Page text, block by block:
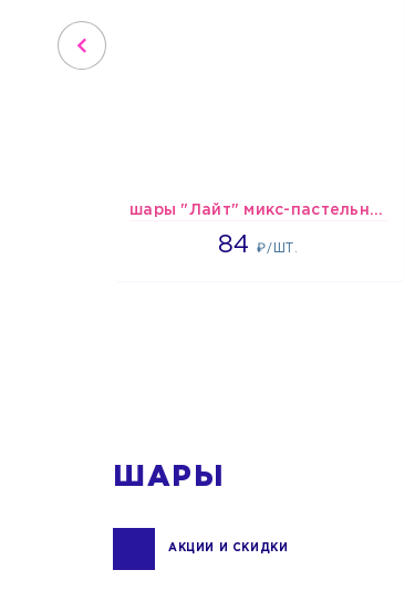
шары "Лайт" микс-пастельные
84₽/ШТ.
1265
ШАРЫ
АКЦИИ И СКИДКИ